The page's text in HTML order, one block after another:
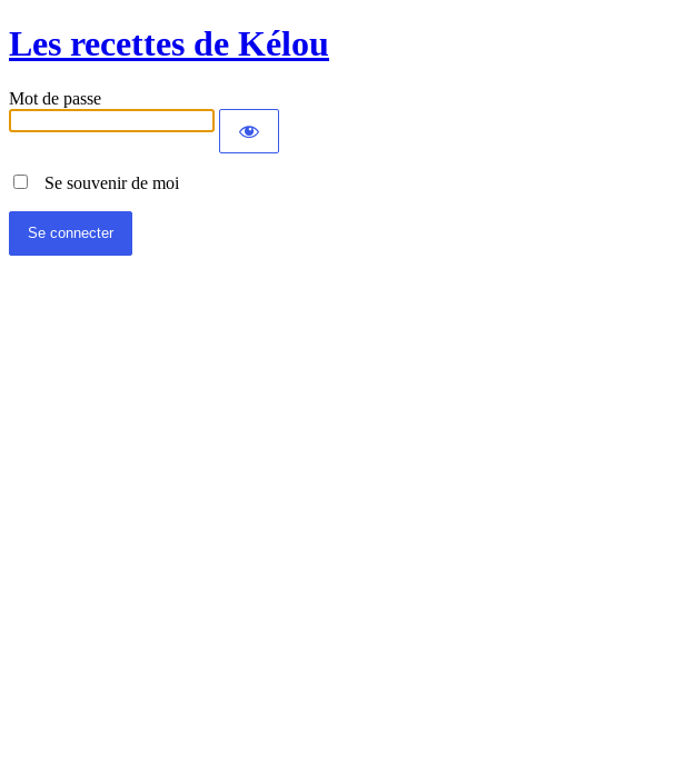
Les recettes de Kélou
Mot de passe
Se souvenir de moi